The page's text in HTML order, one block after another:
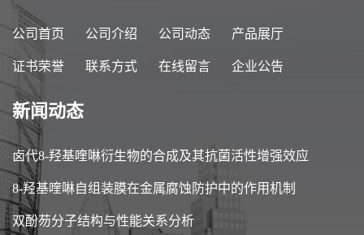
公司首页 公司介绍 公司动态 产品展厅
证书荣誉 联系方式 在线留言 企业公告
新闻动态
卤代8-羟基喹啉衍生物的合成及其抗菌活性增强效应
8-羟基喹啉自组装膜在金属腐蚀防护中的作用机制
双酚芴分子结构与性能关系分析